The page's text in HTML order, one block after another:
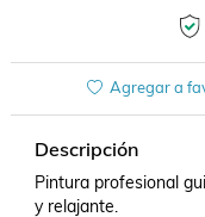
Agregar a
Descripción
Pintura profesional
y relajante.